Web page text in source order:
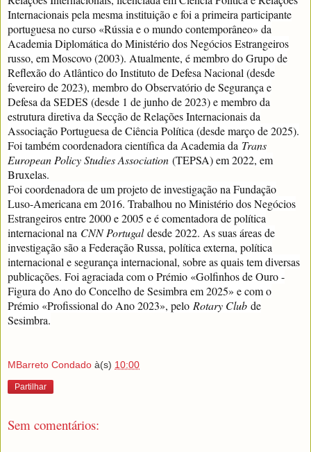
Internacionais pela mesma instituição e foi a primeira participante
portuguesa no curso «Rússia e o mundo contemporâneo» da
Academia Diplomática do Ministério dos Negócios Estrangeiros
russo, em Moscovo (2003). Atualmente, é membro do Grupo de
Reflexão do Atlântico do Instituto de Defesa Nacional (desde
fevereiro de 2023), membro do Observatório de Segurança e
Defesa da SEDES (desde 1 de junho de 2023) e membro da
estrutura diretiva da Secção de Relações Internacionais da
Associação Portuguesa de Ciência Política (desde março de 2025).
Foi também coordenadora científica da Academia da Trans
European Policy Studies Association (TEPSA) em 2022, em
Bruxelas.
Foi coordenadora de um projeto de investigação na Fundação
Luso-Americana em 2016. Trabalhou no Ministério dos Negócios
Estrangeiros entre 2000 e 2005 e é comentadora de política
internacional na CNN Portugal desde 2022. As suas áreas de
investigação são a Federação Russa, política externa, política
internacional e segurança internacional, sobre as quais tem diversas
publicações. Foi agraciada com o Prémio «Golfinhos de Ouro -
Figura do Ano do Concelho de Sesimbra em 2025» e com o
Prémio «Profissional do Ano 2023», pelo Rotary Club de
Sesimbra.
MBarreto Condado à(s) 10:00
Partilhar
Sem comentários: